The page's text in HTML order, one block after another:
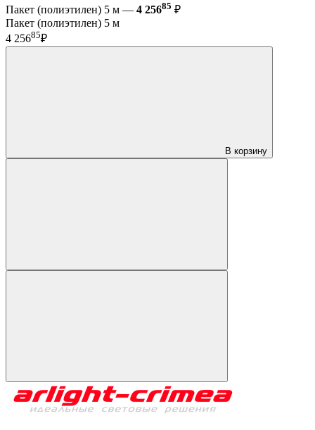
Пакет (полиэтилен) 5 м — 4 25685 ₽
Пакет (полиэтилен) 5 м
4 25685₽
В корзину